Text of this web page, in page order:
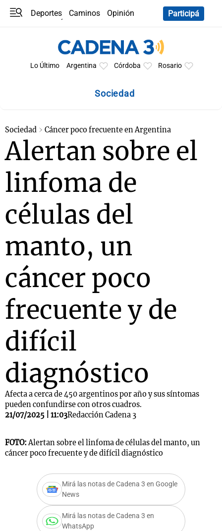
Deportes Caminos
Opinión
Participá
Lo Último Argentina Córdoba Rosario
Sociedad
Sociedad Cáncer poco frecuente en Argentina
Alertan sobre el
linfoma de
células del
manto, un
cáncer poco
frecuente y de
difícil
diagnóstico
Afecta a cerca de 450 argentinos por año y sus síntomas
pueden confundirse con otros cuadros.
21/07/2025 | 11:03Redacción Cadena 3
FOTO:Alertan sobre el linfoma de células del manto, un
cáncer poco frecuente y de difícil diagnóstico
Mirá las notas de Cadena 3 en Google
News
Mirá las notas de Cadena 3 en
WhatsApp
Notas
Mundial 2026
Notas
La Sole en
Cadena 3